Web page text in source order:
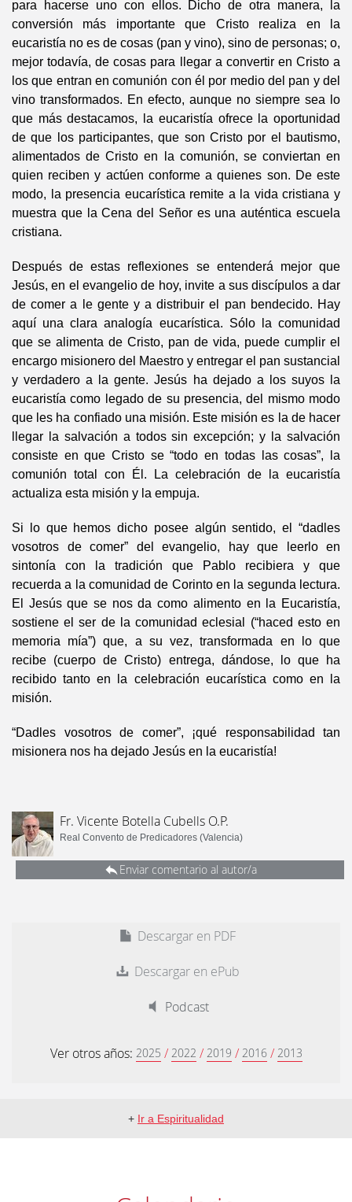
para hacerse uno con ellos. Dicho de otra manera, la
conversión más importante que Cristo realiza en la
eucaristía no es de cosas (pan y vino), sino de personas; o,
mejor todavía, de cosas para llegar a convertir en Cristo a
los que entran en comunión con él por medio del pan y del
vino transformados. En efecto, aunque no siempre sea lo
que más destacamos, la eucaristía ofrece la oportunidad
de que los participantes, que son Cristo por el bautismo,
alimentados de Cristo en la comunión, se conviertan en
quien reciben y actúen conforme a quienes son. De este
modo, la presencia eucarística remite a la vida cristiana y
muestra que la Cena del Señor es una auténtica escuela
cristiana.
Después de estas reflexiones se entenderá mejor que
Jesús, en el evangelio de hoy, invite a sus discípulos a dar
de comer a le gente y a distribuir el pan bendecido. Hay
aquí una clara analogía eucarística. Sólo la comunidad
que se alimenta de Cristo, pan de vida, puede cumplir el
encargo misionero del Maestro y entregar el pan sustancial
y verdadero a la gente. Jesús ha dejado a los suyos la
eucaristía como legado de su presencia, del mismo modo
que les ha confiado una misión. Este misión es la de hacer
llegar la salvación a todos sin excepción; y la salvación
consiste en que Cristo se “todo en todas las cosas”, la
comunión total con Él. La celebración de la eucaristía
actualiza esta misión y la empuja.
Si lo que hemos dicho posee algún sentido, el “dadles
vosotros de comer” del evangelio, hay que leerlo en
sintonía con la tradición que Pablo recibiera y que
recuerda a la comunidad de Corinto en la segunda lectura.
El Jesús que se nos da como alimento en la Eucaristía,
sostiene el ser de la comunidad eclesial (“haced esto en
memoria mía”) que, a su vez, transformada en lo que
recibe (cuerpo de Cristo) entrega, dándose, lo que ha
recibido tanto en la celebración eucarística como en la
misión.
“Dadles vosotros de comer”, ¡qué responsabilidad tan
misionera nos ha dejado Jesús en la eucaristía!
Fr. Vicente Botella Cubells O.P.
Real Convento de Predicadores (Valencia)
Enviar comentario al autor/a
Descargar en PDF
Descargar en ePub
Podcast
Ver otros años: 2025 / 2022 / 2019 / 2016 / 2013
+ Ir a Espiritualidad